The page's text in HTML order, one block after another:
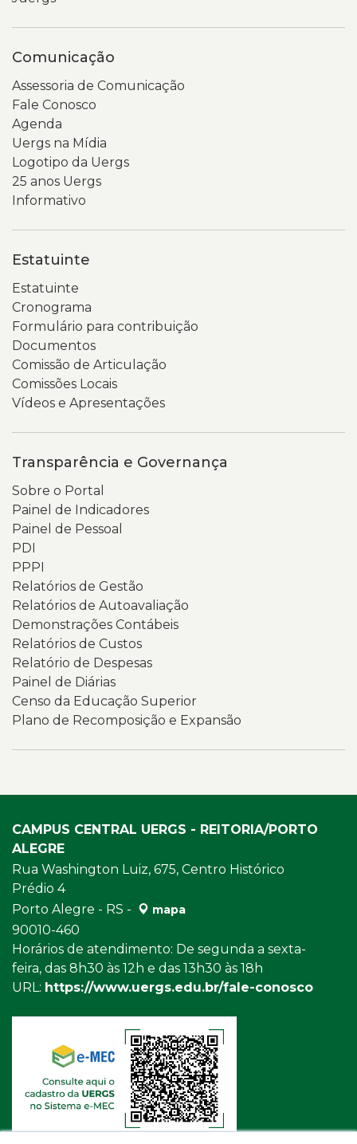
fundo
imagem
é
cinza-
claro
e
desfocado,
destacando
o
celular
e
as
mãos
que
o
seguram.
diferentes
como
indicadores,
pessoal,
PDI,
relatórios
e
demonstrativos.
No
da
página,
o
texto
de
boas-
vindas
apresenta
como
espaço
para
acesso
a
documentos,
relatórios,
indicadores
e
informações
institucionais
relacionadas
à
transparência
e
Universidade.
Comunicação
Assessoria de Comunicação
Fale Conosco
Agenda
Uergs na Mídia
Logotipo da Uergs
25 anos Uergs
Informativo
Estatuinte
Estatuinte
Cronograma
Formulário para contribuição
Documentos
Comissão de Articulação
Comissões Locais
Vídeos e Apresentações
Transparência e Governança
Sobre o Portal
Painel de Indicadores
Painel de Pessoal
PDI
PPPI
Relatórios de Gestão
Relatórios de Autoavaliação
Demonstrações Contábeis
Relatórios de Custos
Relatório de Despesas
Painel de Diárias
Censo da Educação Superior
Plano de Recomposição e Expansão
CAMPUS CENTRAL UERGS - REITORIA/PORTO
ALEGRE
Rua Washington Luiz, 675, Centro Histórico
Prédio 4
Porto Alegre - RS -
mapa
90010-460
Horários de atendimento: De segunda a sexta-
feira, das 8h30 às 12h e das 13h30 às 18h
URL: https://www.uergs.edu.br/fale-conosco